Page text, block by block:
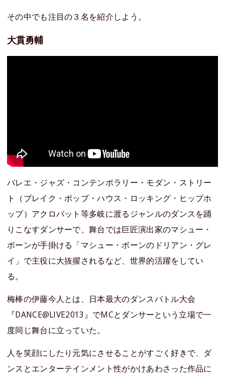
その中でも注目の３名を紹介しよう。
大貫勇輔
バレエ・ジャズ・コンテンポラリー・モダン・ストリー
ト（ブレイク・ポップ・ハウス・ロッキング・ヒップホ
ップ）アクロバット等多岐に渡るジャンルのダンスを踊
りこなすダンサーで、舞台では巨匠演出家のマシュー・
ボーンが手掛ける「マシュー・ボーンのドリアン・グレ
イ」で主役に大抜擢されるなど、世界的活躍をしてい
る。
梅棒の伊藤今人とは、日本最大のダンスバトル大会
『DANCE@LIVE2013』でMCとダンサーという立場で一
度同じ舞台に立っていた。
人を笑顔にしたり元気にさせることがすごく好きで、ダ
ンスとエンターテインメント性がかけあわさった作品に